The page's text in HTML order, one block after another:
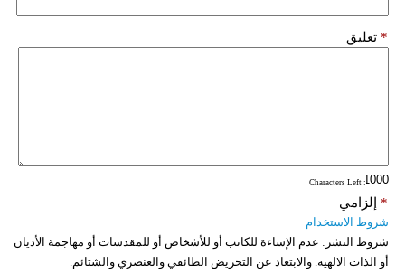
تعليق *
: Characters Left
إلزامي *
شروط الاستخدام
شروط النشر: عدم الإساءة للكاتب أو للأشخاص أو للمقدسات أو مهاجمة الأديان
أو الذات الالهية. والابتعاد عن التحريض الطائفي والعنصري والشتائم.